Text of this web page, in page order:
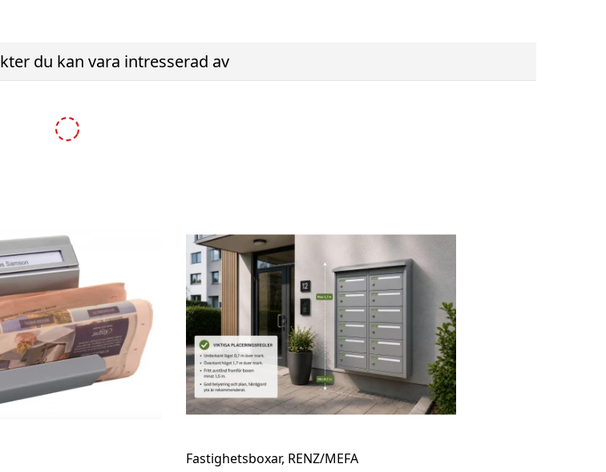
du kan vara intresserad av
- 07 1125 Design POSTLÅDA Keilbach glasnost.wood.oak - 07 1502
8 995,00 kr
Fastighetsboxar, RENZ/MEFA